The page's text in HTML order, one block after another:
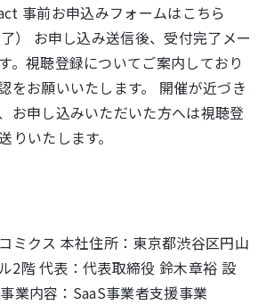
事前お申込みフォームはこちら
了） お申し込み送信後、受付完了メー
。視聴登録についてご案内しており
をお願いいたします。 開催が近づき
お申し込みいただいた方へは視聴登
りいたします。
ミクス 本社住所：東京都渋⾕区円⼭
2階 代表：代表取締役 鈴⽊章裕 設
業内容：SaaS事業者支援事業